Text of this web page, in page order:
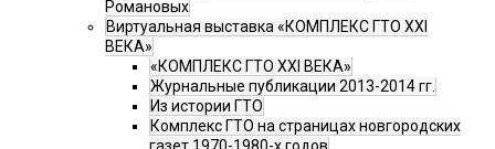
Романовых
Виртуальная выставка «КОМПЛЕКС ГТО XXI
ВЕКА»
«КОМПЛЕКС ГТО XXI ВЕКА»
Журнальные публикации 2013-2014 гг.
Из истории ГТО
Комплекс ГТО на страницах новгородских